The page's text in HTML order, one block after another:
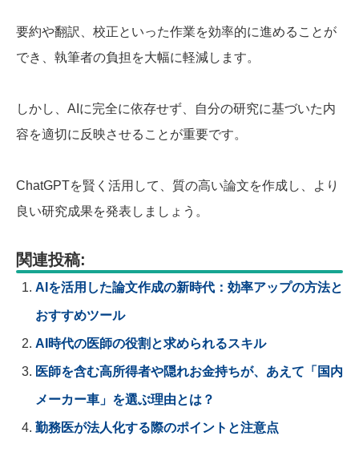
要約や翻訳、校正といった作業を効率的に進めることが
でき、執筆者の負担を大幅に軽減します。
しかし、AIに完全に依存せず、自分の研究に基づいた内
容を適切に反映させることが重要です。
ChatGPTを賢く活用して、質の高い論文を作成し、より
良い研究成果を発表しましょう。
関連投稿:
AIを活用した論文作成の新時代：効率アップの方法と
おすすめツール
AI時代の医師の役割と求められるスキル
医師を含む高所得者や隠れお金持ちが、あえて「国内
メーカー車」を選ぶ理由とは？
勤務医が法人化する際のポイントと注意点